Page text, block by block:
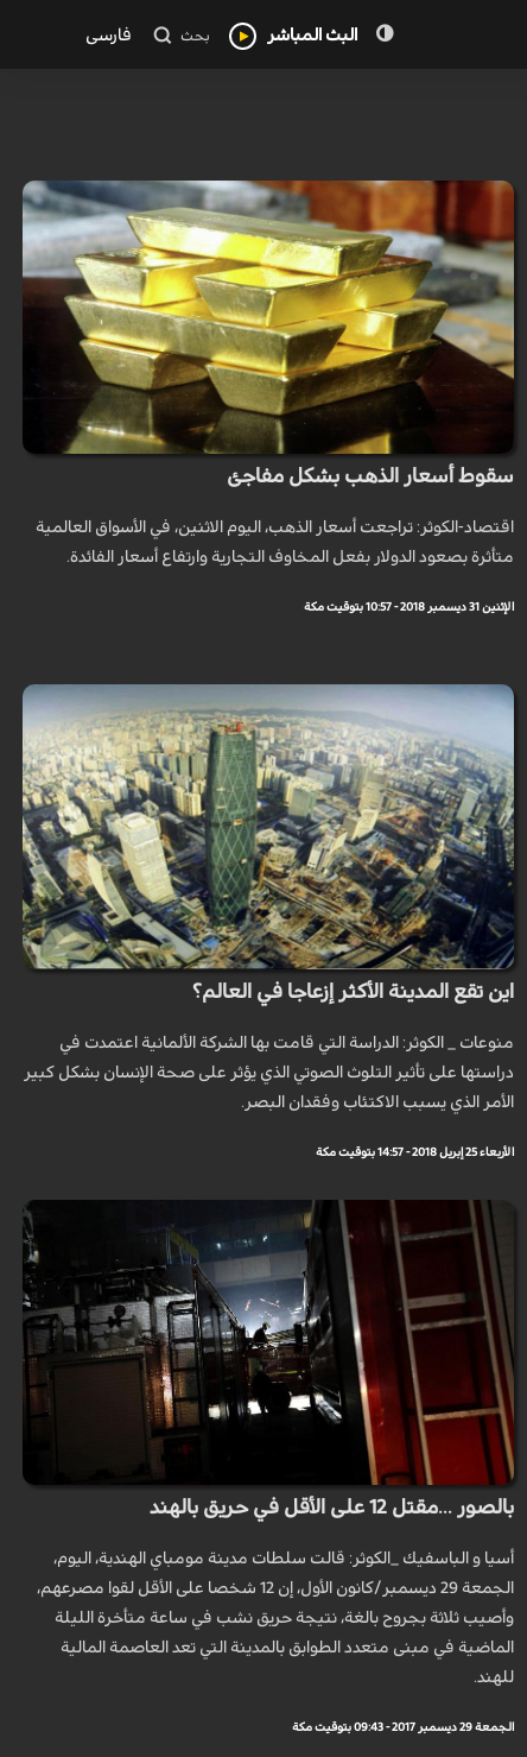
البث المباشر بحث فارسی
سقوط أسعار الذهب بشكل مفاجئ
اقتصاد-الكوثر: تراجعت أسعار الذهب، اليوم الاثنين، في الأسواق العالمية
متأثرة بصعود الدولار بفعل المخاوف التجارية وارتفاع أسعار الفائدة.
الإثنين 31 ديسمبر 2018 - 10:57 بتوقيت مكة
اين تقع المدينة الأكثر إزعاجا في العالم؟
منوعات _ الكوثر: الدراسة التي قامت بها الشركة الألمانية اعتمدت في
دراستها على تأثير التلوث الصوتي الذي يؤثر على صحة الإنسان بشكل كبير
الأمر الذي يسبب الاكتئاب وفقدان البصر.
الأربعاء 25 إبريل 2018 - 14:57 بتوقيت مكة
بالصور ...مقتل 12 على الأقل في حريق بالهند
أسيا و الباسفيك _الكوثر: قالت سلطات مدينة مومباي الهندية، اليوم،
الجمعة 29 ديسمبر/كانون الأول، إن 12 شخصا على الأقل لقوا مصرعهم،
وأصيب ثلاثة بجروح بالغة، نتيجة حريق نشب في ساعة متأخرة الليلة
الماضية في مبنى متعدد الطوابق بالمدينة التي تعد العاصمة المالية
للهند.
الجمعة 29 ديسمبر 2017 - 09:43 بتوقيت مكة